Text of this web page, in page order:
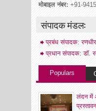
मोबाइल नंबर: +91-
संपादक मंडल:
प्रबंध संपादक:
प्रधान संपादक: डॉ.
Populars
लंदन में